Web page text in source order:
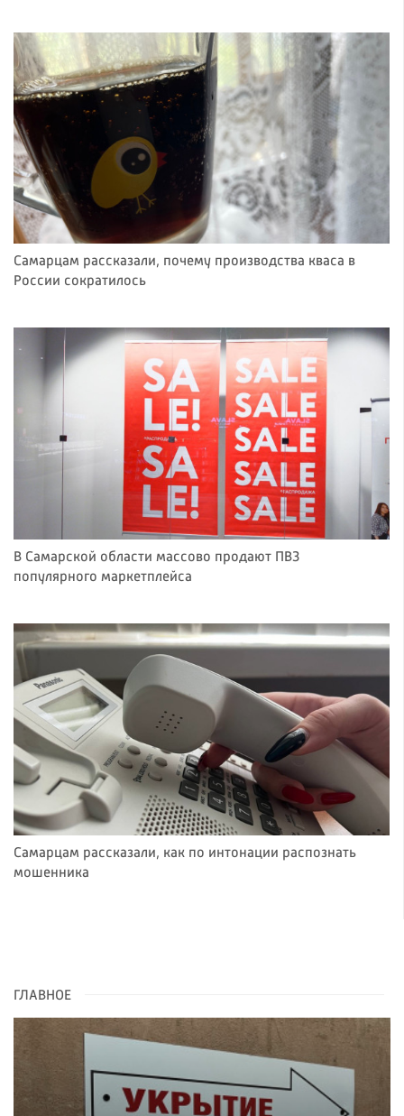
Самарцам рассказали, почему производства кваса в
России сократилось
В Самарской области массово продают ПВЗ
популярного маркетплейса
Самарцам рассказали, как по интонации распознать
мошенника
ГЛАВНОЕ